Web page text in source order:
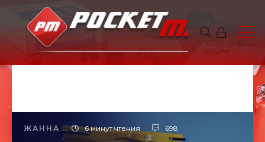
ЖАННА 6 минут чтения 698